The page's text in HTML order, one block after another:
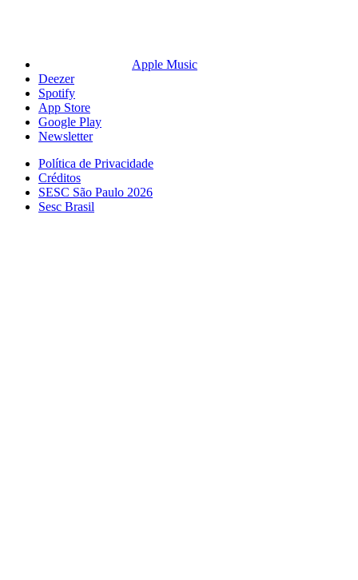
Apple Music
Deezer
Spotify
App Store
Google Play
Newsletter
Política de Privacidade
Créditos
SESC São Paulo 2026
Sesc Brasil